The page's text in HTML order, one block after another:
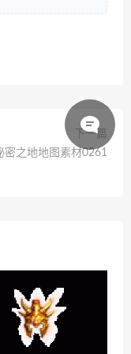
下一篇
密之地地图素材0261